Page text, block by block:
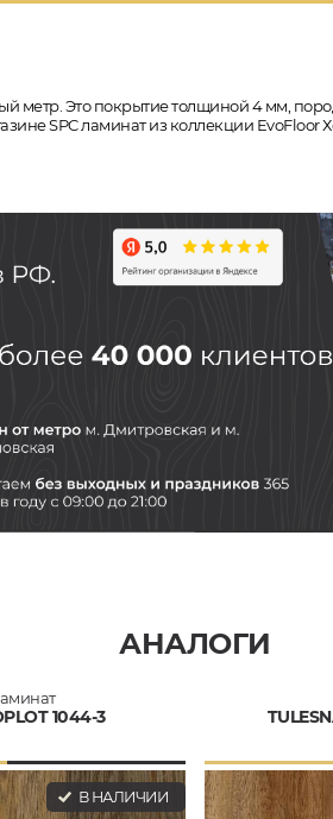
метр. Это покрытие толщиной 4 мм,
SPC ламинат из коллекции
АНАЛОГИ
1044-3
В НАЛИЧИИ